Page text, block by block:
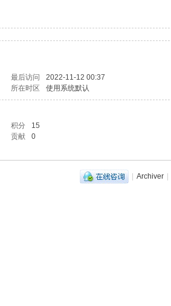
最后访问 2022-11-12 00:37
所在时区 使用系统默认
积分 15
贡献 0
| Archiver |